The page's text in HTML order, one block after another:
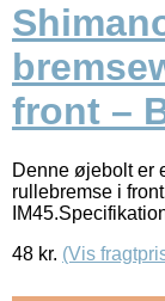
front –
Denne øjebolt er
rullebremse i
48 kr. (Vis